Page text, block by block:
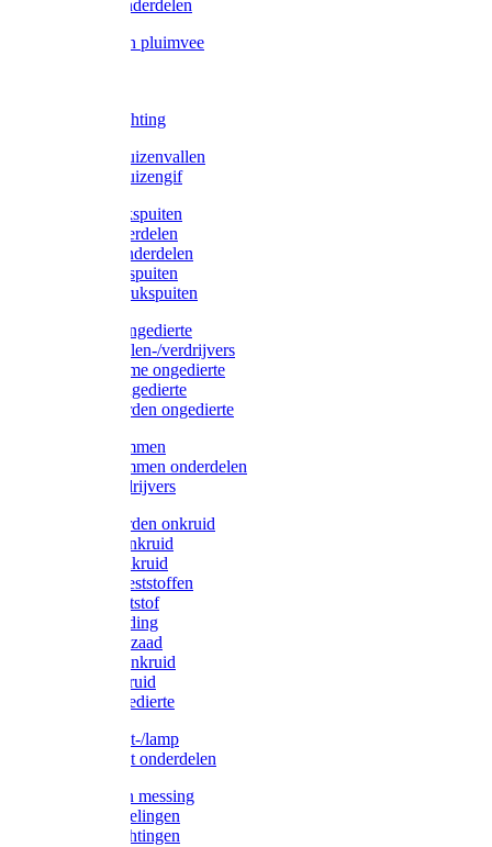
TailWell onderdelen
Voerbakken pluimvee
LED verlichting
Ratten / Muizenvallen
Ratten / Muizengif
Gloria drukspuiten
Gloria onderdelen
Gardena onderdelen
Dario drukspuiten
Gardena drukspuiten
Diversen ongedierte
Insectenvallen-/verdrijvers
Protect Home ongedierte
Solabiol ongedierte
Protect Garden ongedierte
Mollenklemmen
Mollenklemmen onderdelen
Mollenverdrijvers
Protect Garden onkruid
Diversen onkruid
Solabiol onkruid
Solabiol meststoffen
Pokon meststof
Pokon voeding
Pokon graszaad
Roundup onkruid
Pokon onkruid
Pokon ongedierte
Vliegenkast-/lamp
Vliegenkast onderdelen
Zuigkorven messing
Geka koppelingen
Geka afdichtingen